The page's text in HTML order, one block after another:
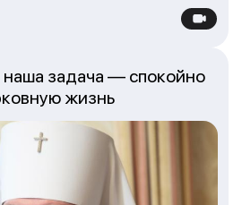
задача — спокойно
жизнь